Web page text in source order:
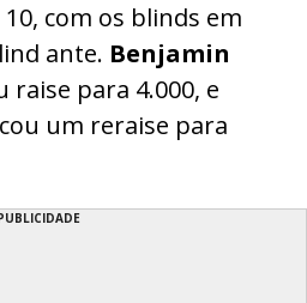
com os blinds em
ante. Benjamin
raise para 4.000, e
um reraise para